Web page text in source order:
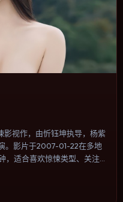
影视作，由忻钰坤执导，杨紫
。影片于2007-01-22在多地
，适合喜欢惊悚类型、关注
补片的选择。